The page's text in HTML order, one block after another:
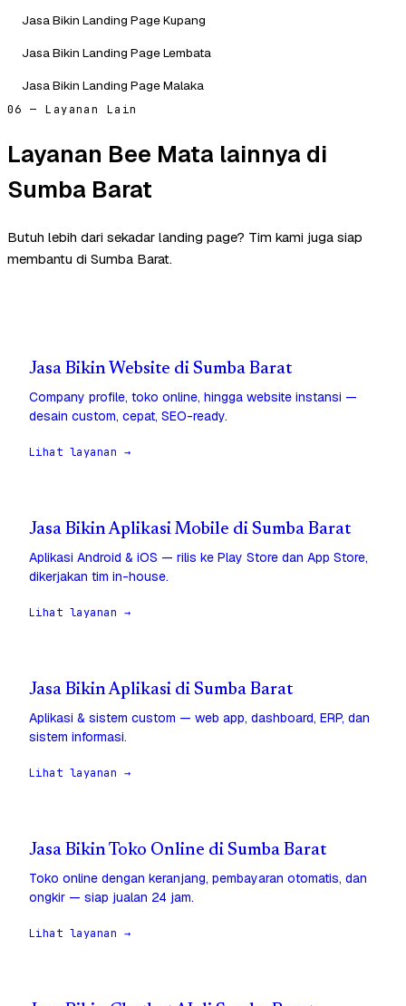
Jasa Bikin Landing Page Kupang
Jasa Bikin Landing Page Lembata
Jasa Bikin Landing Page Malaka
06 — Layanan Lain
Layanan Bee Mata lainnya di
Sumba Barat
Butuh lebih dari sekadar landing page? Tim kami juga siap
membantu di Sumba Barat.
Jasa Bikin Website di Sumba Barat
Company profile, toko online, hingga website instansi —
desain custom, cepat, SEO-ready.
Lihat layanan →
Jasa Bikin Aplikasi Mobile di Sumba Barat
Aplikasi Android & iOS — rilis ke Play Store dan App Store,
dikerjakan tim in-house.
Lihat layanan →
Jasa Bikin Aplikasi di Sumba Barat
Aplikasi & sistem custom — web app, dashboard, ERP, dan
sistem informasi.
Lihat layanan →
Jasa Bikin Toko Online di Sumba Barat
Toko online dengan keranjang, pembayaran otomatis, dan
ongkir — siap jualan 24 jam.
Lihat layanan →